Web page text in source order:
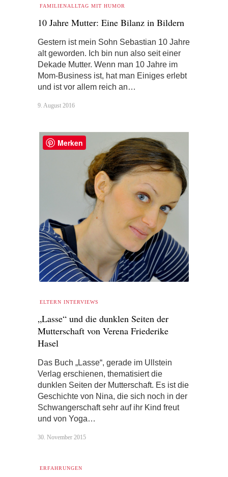
FAMILIENALLTAG MIT HUMOR
10 Jahre Mutter: Eine Bilanz in Bildern
Gestern ist mein Sohn Sebastian 10 Jahre
alt geworden. Ich bin nun also seit einer
Dekade Mutter. Wenn man 10 Jahre im
Mom-Business ist, hat man Einiges erlebt
und ist vor allem reich an…
9. August 2016
ELTERN INTERVIEWS
„Lasse“ und die dunklen Seiten der
Mutterschaft von Verena Friederike
Hasel
Das Buch „Lasse“, gerade im Ullstein
Verlag erschienen, thematisiert die
dunklen Seiten der Mutterschaft. Es ist die
Geschichte von Nina, die sich noch in der
Schwangerschaft sehr auf ihr Kind freut
und von Yoga…
30. November 2015
ERFAHRUNGEN
Merken